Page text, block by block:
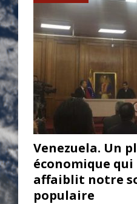
Venezuela. Un
économique
affaiblit notre
populaire